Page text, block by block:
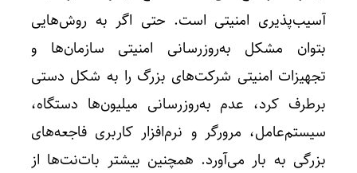
آسیب‌پذیری امنیتی است. حتی اگر به روش‌هایی
بتوان مشکل به‌روزرسانی امنیتی سازمان‌ها و
تجهیزات امنیتی شرکت‌های بزرگ را به شکل دستی
برطرف کرد، عدم به‌روزرسانی میلیون‌ها دستگاه،
سیستم‌عامل، مرورگر و نرم‌افزار کاربری فاجعه‌های
بزرگی به بار می‌آورد. همچنین بیشتر بات‌نت‌ها از